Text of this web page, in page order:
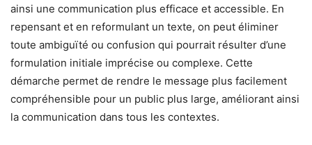
ainsi une communication plus efficace et accessible. En
repensant et en reformulant un texte, on peut éliminer
toute ambiguïté ou confusion qui pourrait résulter d’une
formulation initiale imprécise ou complexe. Cette
démarche permet de rendre le message plus facilement
compréhensible pour un public plus large, améliorant ainsi
la communication dans tous les contextes.